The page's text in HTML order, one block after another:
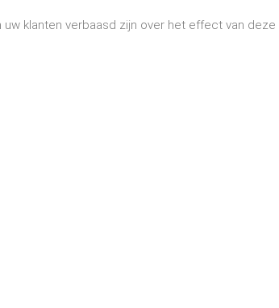
klanten verbaasd zijn over het effect van deze